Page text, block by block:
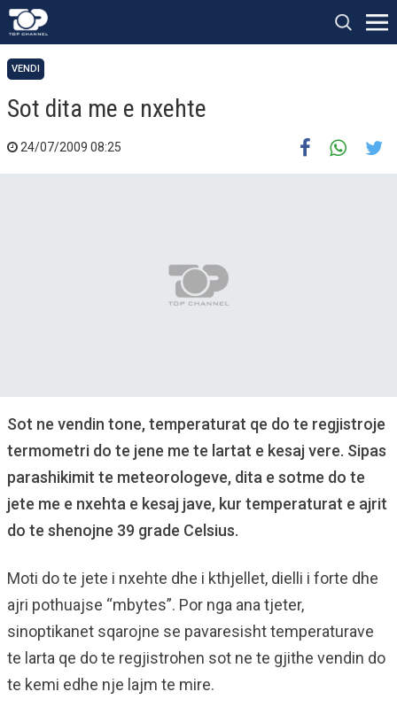
VENDI
Sot dita me e nxehte
24/07/2009 08:25
Sot ne vendin tone, temperaturat qe do te regjistroje
termometri do te jene me te lartat e kesaj vere. Sipas
parashikimit te meteorologeve, dita e sotme do te
jete me e nxehta e kesaj jave, kur temperaturat e ajrit
do te shenojne 39 grade Celsius.
Moti do te jete i nxehte dhe i kthjellet, dielli i forte dhe
ajri pothuajse “mbytes”. Por nga ana tjeter,
sinoptikanet sqarojne se pavaresisht temperaturave
te larta qe do te regjistrohen sot ne te gjithe vendin do
te kemi edhe nje lajm te mire.